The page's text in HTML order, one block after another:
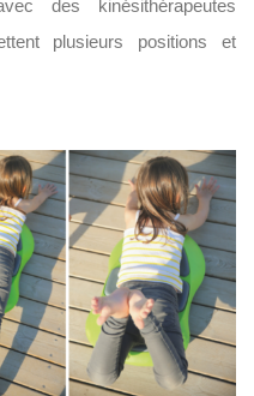
des kinésithérapeutes
plusieurs positions et